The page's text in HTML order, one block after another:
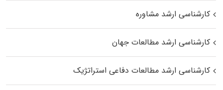
کارشناسی ارشد مشاوره
کارشناسی ارشد مطالعات جهان
کارشناسی ارشد مطالعات دفاعی استراتژیک